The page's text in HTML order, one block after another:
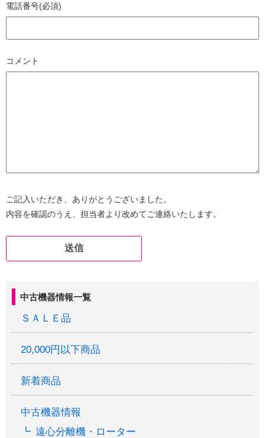
中古機器情報一覧
ＳＡＬＥ品
20,000円以下商品
新着商品
中古機器情報
遠心分離機・ローター
電話番号(必須)
コメント
ご記入いただき、ありがとうございました。
内容を確認のうえ、担当者より改めてご連絡いたします。